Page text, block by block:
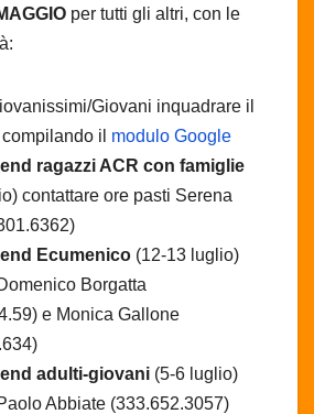
per tutti gli altri, con le
Giovani inquadrare il
il modulo Google
ragazzi ACR con famiglie
contattare ore pasti Serena
Ecumenico (12-13 luglio)
Borgatta
e Monica Gallone
adulti-giovani (5-6 luglio)
Abbiate (333.652.3057)